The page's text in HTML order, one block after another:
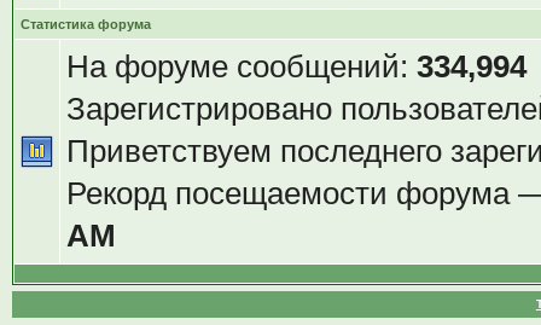
Статистика форума
На форуме сообщений: 334,994
Зарегистрировано
Приветствуем последнего
Рекорд посещаемости форума
AM